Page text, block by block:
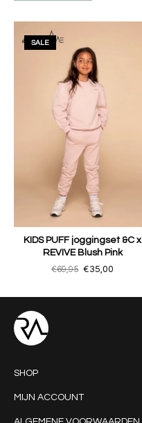
SALE
KIDS PUFF joggingset &C x
REVIVE Blush Pink
€69,95 €35,00
SHOP
MIJN ACCOUNT